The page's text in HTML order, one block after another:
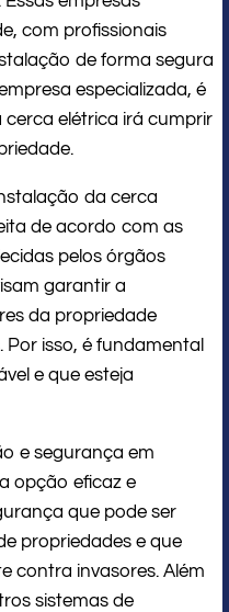
com profissionais
de forma segura
especializada, é
cerca elétrica irá cumprir
da cerca
de acordo com as
pelos órgãos
garantir a
da propriedade
isso, é fundamental
e que esteja
e segurança em
opção eficaz e
que pode ser
propriedades e que
contra invasores. Além
sistemas de